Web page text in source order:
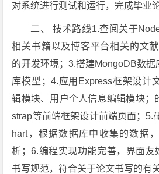
对系统进行测试和运行，完成毕业
二、 技术路线1.查阅关于
相关书籍以及博客平台相关的文
的开发环境；3.搭建MongoDB数
库模型；4.应用Express框架设计
辑模块、用户个人信息编辑模块；
strap等前端框架设计前端页面；5.
hart，根据数据库中收集的数据
析；6.编程实现功能完善，界面友
书写规范，符合关于论文书写的有